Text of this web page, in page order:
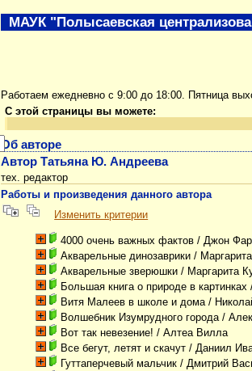
Работаем ежедневно с 9:00 до 18:00. Пятница
С этой страницы вы можете:
Об авторе
Автор Татьяна Ю. Андреева
тех. редактор
Работы и произведения данного автора
Изменить критерии
4000 очень важных фактов / Джон
Акварельные динозаврики /
Акварельные зверюшки / Маргарита
Большая книга о природе в картинках
Витя Малеев в школе и дома/
Волшебник Изумрудного города/
Вот так невезение! / Алтеа Вилла
Все бегут, летят и скачут / Даниил
Гуттаперчевый мальчик / Дмитрий
МАУК "Полысаевская